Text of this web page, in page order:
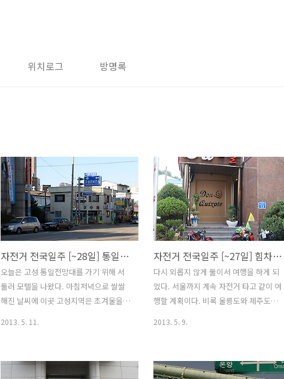
위치로그 방명록
자전거 전국일주 [~28일] 통일전망대
오늘은 고성 통일전망대를 가기 위해 서
둘러 모텔을 나왔다. 아침저녁으로 쌀쌀
해진 날씨에 이곳 고성지역은 초겨울을
분주 하게 가고 있다. 버스도 더이상 올라
갈 수 없는 최북단이다. 여기서부터는 통
2013. 5. 11.
자전거 전국일주 [~27일] 힘차게 달려 고성까지
다시 외롭지 않게 둘이서 여행을 하게 되
었다. 서울까지 계속 자전거 타고 같이 여
행할 계획이다. 비록 울릉도와 제주도는
욕장까지 왔다. 북쪽으로 올라갈수록 점
점 군시설이 많아짐에 따라 그에 따른 경
2013. 5. 9.